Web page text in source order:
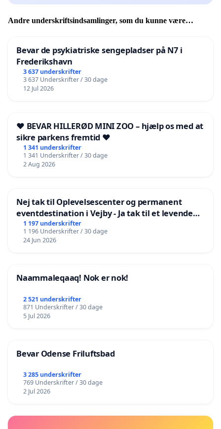
Andre underskriftsindsamlinger, som du kunne være
Bevar de psykiatriske sengepladser på N7 i
Frederikshavn
3 637 underskrifter
3 637 Underskrifter / 30 dage
12 Jul 2026
❤️ BEVAR HILLERØD MINI ZOO – hjælp os med at
sikre parkens fremtid ❤️
1 341 underskrifter
1 341 Underskrifter / 30 dage
2 Aug 2026
Nej tak til Oplevelsescenter og permanent
eventdestination i Vejby - Ja tak til et levende
lokalområde i balance
1 197 underskrifter
1 196 Underskrifter / 30 dage
24 Jun 2026
Naammaleqaaq! Nok er nok!
2 521 underskrifter
871 Underskrifter / 30 dage
5 Jul 2026
Bevar Odense Friluftsbad
3 285 underskrifter
769 Underskrifter / 30 dage
2 Jul 2026